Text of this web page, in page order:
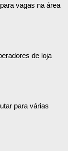
vagas na área
de loja
para várias